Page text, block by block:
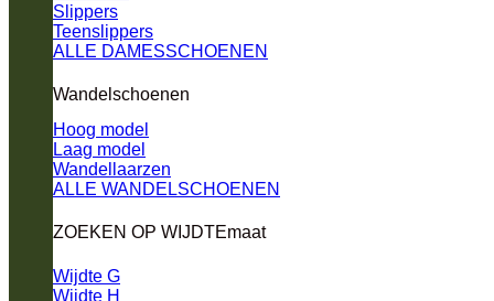
Slippers
Teenslippers
ALLE DAMESSCHOENEN
Wandelschoenen
Hoog model
Laag model
Wandellaarzen
ALLE WANDELSCHOENEN
ZOEKEN OP WIJDTEmaat
Wijdte G
Wijdte H